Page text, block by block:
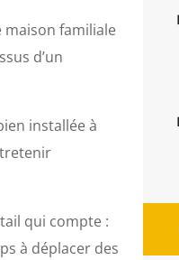
maison familiale
d’un
installée à
qui compte :
à déplacer des